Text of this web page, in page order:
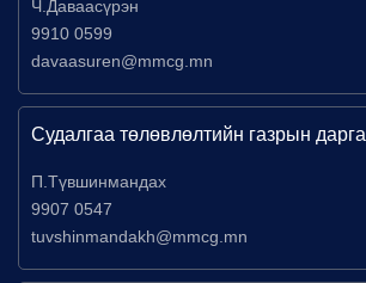
Ч.Даваасүрэн
9910 0599
davaasuren@mmcg.mn
Судалгаа төлөвлөлтийн газрын дарга
П.Түвшинмандах
9907 0547
tuvshinmandakh@mmcg.mn